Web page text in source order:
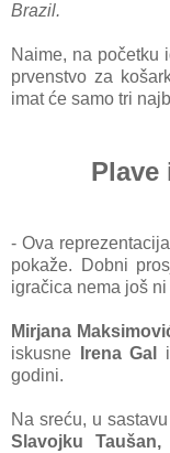
Brazil.
Naime, na početku
prvenstvo za
imat će samo tri
Plave
- Ova
pokaže. Dobni
igračica nema još
Mirjana
iskusne Irena Gal i
godini.
Na sreću, u
Slavojku